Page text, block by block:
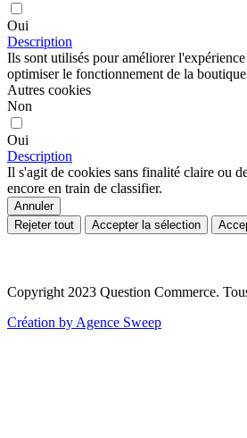
Oui
Description
Ils sont utilisés pour améliorer
optimiser le fonctionnement de la
Autres cookies
Non
Oui
Description
Il s'agit de cookies sans finalité claire ou
encore en train de classifier.
Annuler
Rejeter tout
Accepter la sélection
Copyright 2023 Question Commerce.
Création by Agence Sweep